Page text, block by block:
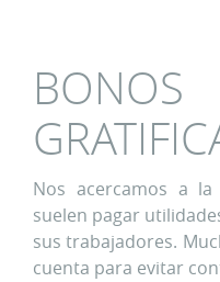
Nos acercamos a
suelen pagar
sus trabajadores.
cuenta para evitar